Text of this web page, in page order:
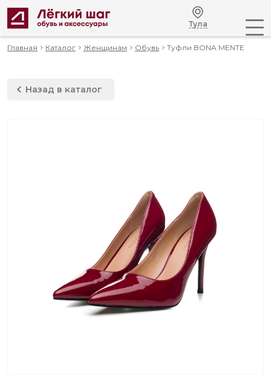
Тула
Главная Каталог Женщинам Обувь Туфли BONA MENTE
Назад в каталог